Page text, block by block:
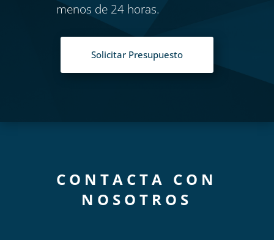
menos de 24 horas.
Solicitar Presupuesto
CONTACTA CON
NOSOTROS